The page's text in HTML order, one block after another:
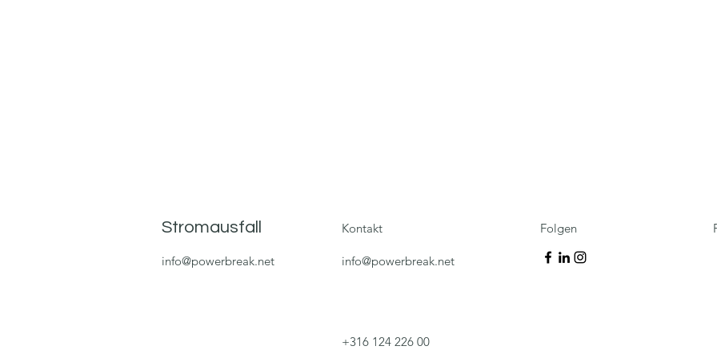
Stromausfall
info@powerbreak.net
Kontakt
info@powerbreak.net
Folgen
+316 124 226 00